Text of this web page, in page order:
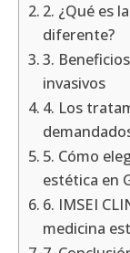
2. ¿Qué es
diferente?
3.
invasivos
4. Los
5. Cómo
estética en
6. IMSEI
medicina